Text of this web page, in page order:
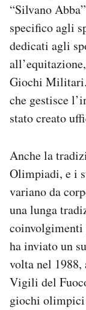
“Silvano
specifico agli
dedicati agli
Giochi
che gestisce
stato creato
Anche la
Olimpiadi, e i
variano da
una lunga
coinvolgimenti
ha inviato un
volta nel 1988,
Vigili del
giochi olimpici